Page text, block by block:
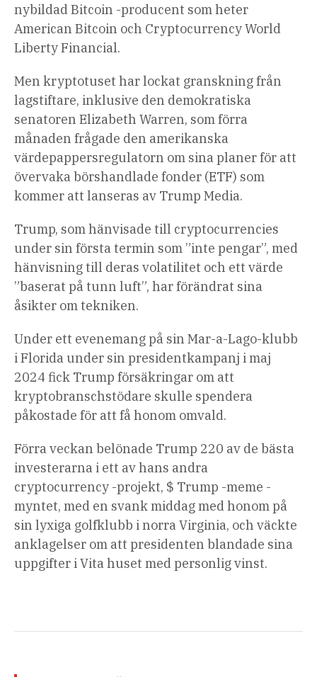
nybildad Bitcoin -producent som heter
American Bitcoin och Cryptocurrency World
Liberty Financial.
Men kryptotuset har lockat granskning från
lagstiftare, inklusive den demokratiska
senatoren Elizabeth Warren, som förra
månaden frågade den amerikanska
värdepappersregulatorn om sina planer för att
övervaka börshandlade fonder (ETF) som
kommer att lanseras av Trump Media.
Trump, som hänvisade till cryptocurrencies
under sin första termin som ”inte pengar”, med
hänvisning till deras volatilitet och ett värde
”baserat på tunn luft”, har förändrat sina
åsikter om tekniken.
Under ett evenemang på sin Mar-a-Lago-klubb
i Florida under sin presidentkampanj i maj
2024 fick Trump försäkringar om att
kryptobranschstödare skulle spendera
påkostade för att få honom omvald.
Förra veckan belönade Trump 220 av de bästa
investerarna i ett av hans andra
cryptocurrency -projekt, $ Trump -meme -
myntet, med en svank middag med honom på
sin lyxiga golfklubb i norra Virginia, och väckte
anklagelser om att presidenten blandade sina
uppgifter i Vita huset med personlig vinst.